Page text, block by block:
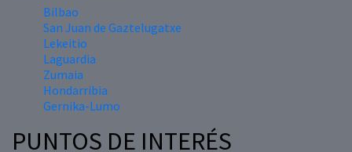
Bilbao
San Juan de Gaztelugatxe
Lekeitio
Laguardia
Zumaia
Hondarribia
Gernika-Lumo
PUNTOS DE INTERÉS